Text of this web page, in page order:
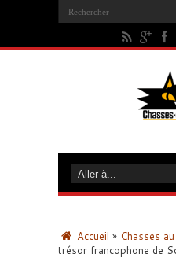
Accueil » Chasses
trésor francophone de